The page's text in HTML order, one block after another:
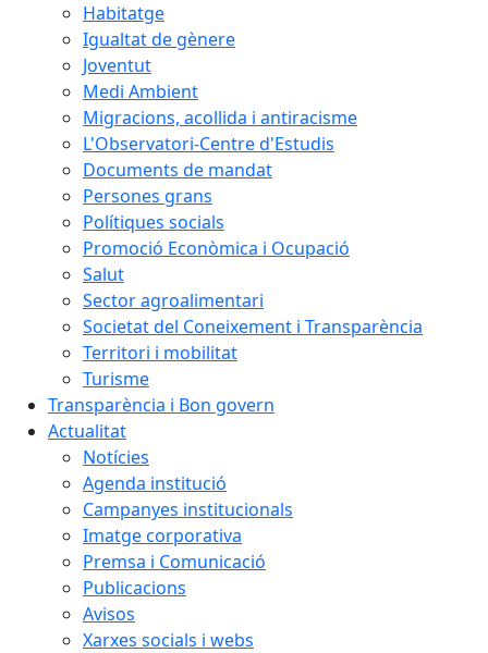
Habitatge
Igualtat de gènere
Joventut
Medi Ambient
Migracions, acollida i antiracisme
L'Observatori-Centre d'Estudis
Documents de mandat
Persones grans
Polítiques socials
Promoció Econòmica i Ocupació
Salut
Sector agroalimentari
Societat del Coneixement i Transparència
Territori i mobilitat
Turisme
Transparència i Bon govern
Actualitat
Notícies
Agenda institució
Campanyes institucionals
Imatge corporativa
Premsa i Comunicació
Publicacions
Avisos
Xarxes socials i webs